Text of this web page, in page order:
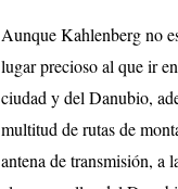
Aunque Kahlenberg no
lugar precioso al que ir
ciudad y del Danubio,
multitud de rutas de
antena de transmisión, a